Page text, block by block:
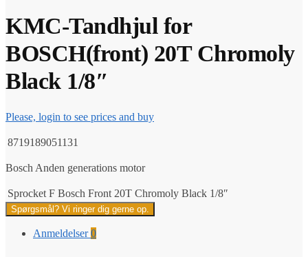
KMC-Tandhjul for
BOSCH(front) 20T Chromoly
Black 1/8″
Please, login to see prices and buy
8719189051131
Bosch Anden generations motor
Sprocket F Bosch Front 20T Chromoly Black 1/8″
Spørgsmål? Vi ringer dig gerne op.
Anmeldelser0